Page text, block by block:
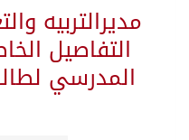
مديرالتربيه
التفاصيل
المدرسي